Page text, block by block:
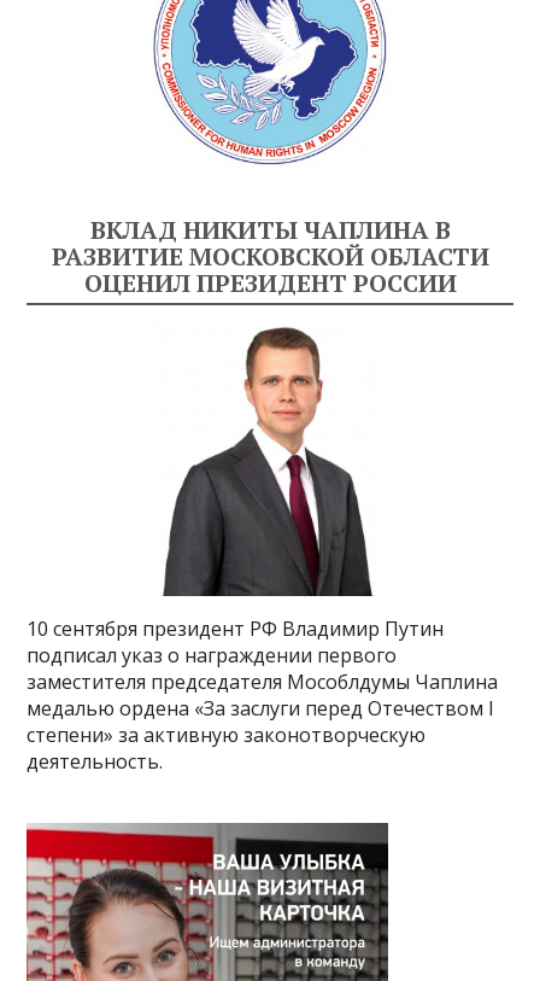
ВКЛАД НИКИТЫ ЧАПЛИНА В
РАЗВИТИЕ МОСКОВСКОЙ ОБЛАСТИ
ОЦЕНИЛ ПРЕЗИДЕНТ РОССИИ
10 сентября президент РФ Владимир Путин
подписал указ о награждении первого
заместителя председателя Мособлдумы Чаплина
медалью ордена «За заслуги перед Отечеством I
степени» за активную законотворческую
деятельность.